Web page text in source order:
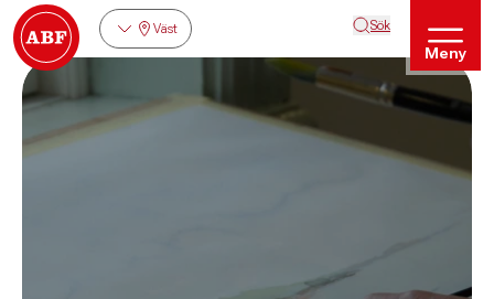
Väst Sök
Meny